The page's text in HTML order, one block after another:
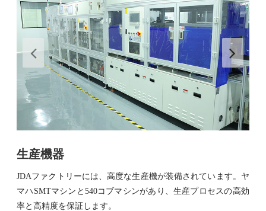
生産機器
JDAファクトリーには、高度な生産機が装備されています。ヤ
マハSMTマシンと540コブマシンがあり、生産プロセスの高効
率と高精度を保証します。